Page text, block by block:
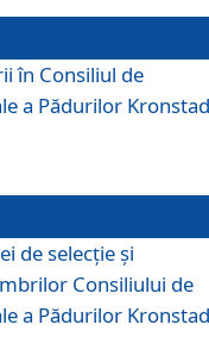
în Consiliul de
a Pădurilor
de selecție și
Consiliului de
a Pădurilor